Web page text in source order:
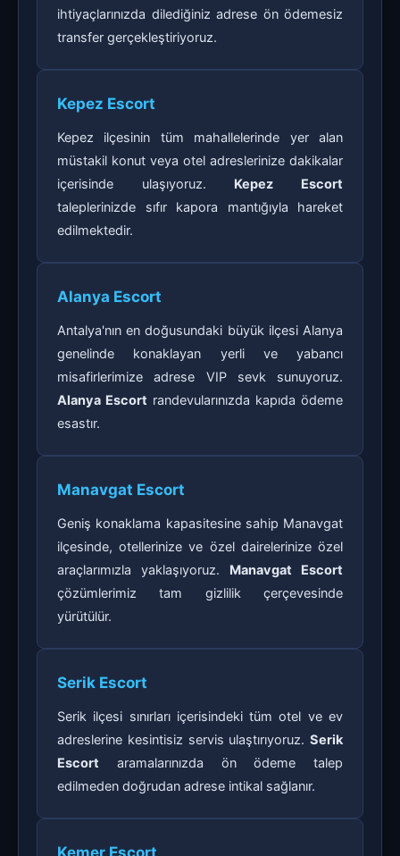
ihtiyaçlarınızda dilediğiniz adrese ön ödemesiz
transfer gerçekleştiriyoruz.
Kepez Escort
Kepez ilçesinin tüm mahallelerinde yer alan
müstakil konut veya otel adreslerinize dakikalar
içerisinde ulaşıyoruz. Kepez Escort
taleplerinizde sıfır kapora mantığıyla hareket
edilmektedir.
Alanya Escort
Antalya'nın en doğusundaki büyük ilçesi Alanya
genelinde konaklayan yerli ve yabancı
misafirlerimize adrese VIP sevk sunuyoruz.
Alanya Escort randevularınızda kapıda ödeme
esastır.
Manavgat Escort
Geniş konaklama kapasitesine sahip Manavgat
ilçesinde, otellerinize ve özel dairelerinize özel
araçlarımızla yaklaşıyoruz. Manavgat Escort
çözümlerimiz tam gizlilik çerçevesinde
yürütülür.
Serik Escort
Serik ilçesi sınırları içerisindeki tüm otel ve ev
adreslerine kesintisiz servis ulaştırıyoruz. Serik
Escort aramalarınızda ön ödeme talep
edilmeden doğrudan adrese intikal sağlanır.
Kemer Escort